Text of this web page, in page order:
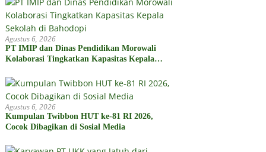
Agustus 6, 2026
PT IMIP dan Dinas Pendidikan Morowali
Kolaborasi Tingkatkan Kapasitas Kepala
Agustus 6, 2026
Kumpulan Twibbon HUT ke-81 RI 2026,
Cocok Dibagikan di Sosial Media